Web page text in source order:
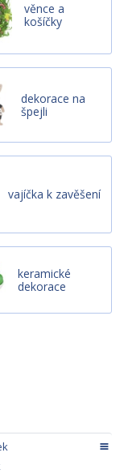
věnce a
košíčky
dekorace na
špejli
vajíčka k zavěšení
keramické
dekorace